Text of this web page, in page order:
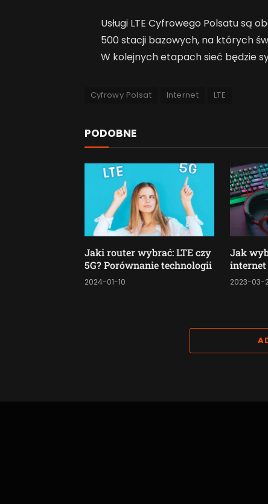
Usługi LTE Cyfrowego Polsatu są
500 stacji bazowych, na których
W kolejnych etapach sieć będzie
Cyfrowy Polsat Internet LTE
PODOBNE
Jaki router wybrać: LTE czy
5G? Porównanie technologii
2024-01-10
Jak
internet
2023-03-